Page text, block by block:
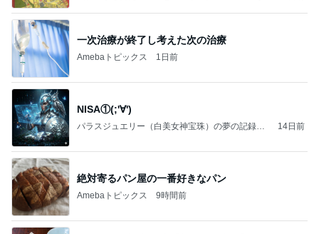
一次治療が終了し考えた次の治療
Amebaトピックス 1日前
NISA①(;'∀')
パラスジュエリー（白美女神宝珠）の夢の記録
14日前
絶対寄るパン屋の一番好きなパン
Amebaトピックス 9時間前